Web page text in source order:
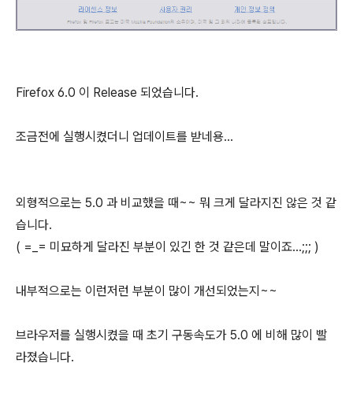
Firefox 6.0 이 Release 되었습니다.
조금전에 실행시켰더니 업데이트를 받네용...
외형적으로는 5.0 과 비교했을 때~~ 뭐 크게 달라지진 않은 것 같
습니다.
( =_= 미묘하게 달라진 부분이 있긴 한 것 같은데 말이죠...;;; )
내부적으로는 이런저런 부분이 많이 개선되었는지~~
브라우저를 실행시켰을 때 초기 구동속도가 5.0 에 비해 많이 빨
라졌습니다.